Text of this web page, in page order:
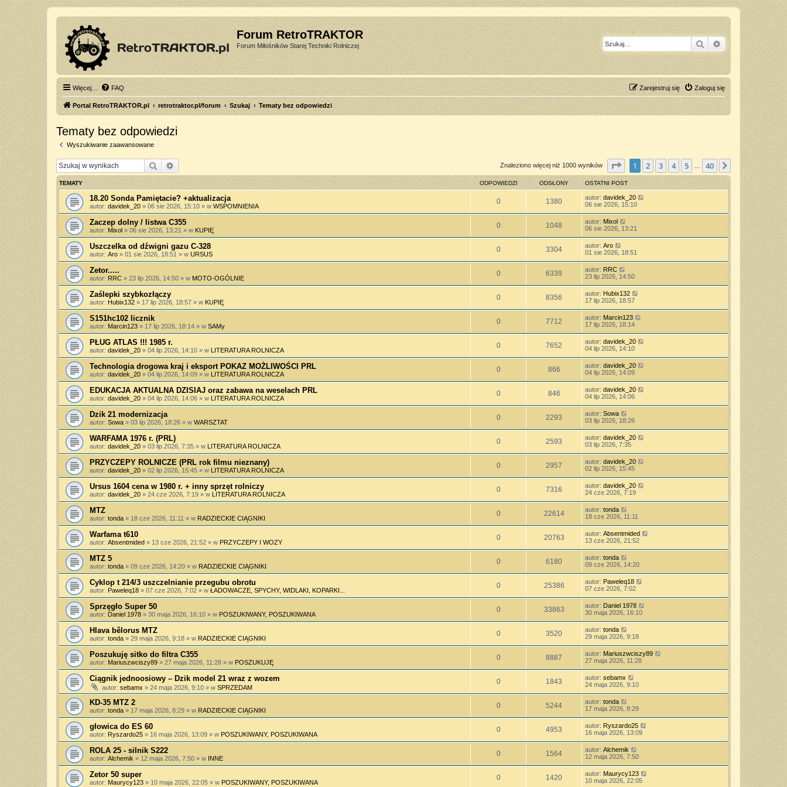
Forum RetroTRAKTOR
Forum Miłośników Starej Techniki Rolniczej Szukaj
Więcej… FAQ Zaloguj się
Zarejestruj się
Portal RetroTRAKTOR.pl retrotraktor.pl/forum Szukaj Tematy bez odpowiedzi
Tematy bez odpowiedzi
Wyszukiwanie zaawansowane
Szukaj Znaleziono więcej niż 1000 wyników Strona1 40
1 2 3 4 5 40
TEMATY ODPOWIEDZI ODSŁONY OSTATNI POST
18.20 Sonda Pamiętacie? +aktualizacja
autor: davidek_20 » 06 sie 2026, 15:10 » w WSPOMNIENIA
0 1380 autor: davidek_20
06 sie 2026, 15:10
Zaczep dolny / listwa C355
autor: Mixol » 06 sie 2026, 13:21 » w KUPIĘ
0 1048 autor: Mixol
06 sie 2026, 13:21
Uszczelka od dźwigni gazu C-328
autor: Aro » 01 sie 2026, 18:51 » w URSUS
0 3304 autor: Aro
01 sie 2026, 18:51
Zetor.....
autor: RRC » 23 lip 2026, 14:50 » w MOTO-OGÓLNIE
0 6339 autor: RRC
23 lip 2026, 14:50
Zaślepki szybkozłączy
autor: Hubix132 » 17 lip 2026, 18:57 » w KUPIĘ
0 8356 autor: Hubix132
17 lip 2026, 18:57
S151hc102 licznik
autor: Marcin123 » 17 lip 2026, 18:14 » w SAMy
0 7712 autor: Marcin123
17 lip 2026, 18:14
PŁUG ATLAS !!! 1985 r.
autor: davidek_20 » 04 lip 2026, 14:10 » w LITERATURA ROLNICZA
0 7652 autor: davidek_20
04 lip 2026, 14:10
Technologia drogowa kraj i eksport POKAZ MOŻLIWOŚCI PRL
autor: davidek_20 » 04 lip 2026, 14:09 » w LITERATURA ROLNICZA
0 866 autor: davidek_20
04 lip 2026, 14:09
EDUKACJA AKTUALNA DZISIAJ oraz zabawa na weselach PRL
autor: davidek_20 » 04 lip 2026, 14:06 » w LITERATURA ROLNICZA
0 846 autor: davidek_20
04 lip 2026, 14:06
Dzik 21 modernizacja
autor: Sowa » 03 lip 2026, 18:26 » w WARSZTAT
0 2293 autor: Sowa
03 lip 2026, 18:26
WARFAMA 1976 r. (PRL)
autor: davidek_20 » 03 lip 2026, 7:35 » w LITERATURA ROLNICZA
0 2593 autor: davidek_20
03 lip 2026, 7:35
PRZYCZEPY ROLNICZE (PRL rok filmu nieznany)
autor: davidek_20 » 02 lip 2026, 15:45 » w LITERATURA ROLNICZA
0 2957 autor: davidek_20
02 lip 2026, 15:45
Ursus 1604 cena w 1980 r. + inny sprzęt rolniczy
autor: davidek_20 » 24 cze 2026, 7:19 » w LITERATURA ROLNICZA
0 7316 autor: davidek_20
24 cze 2026, 7:19
MTZ
autor: tonda » 18 cze 2026, 11:11 » w RADZIECKIE CIĄGNIKI
0 22614 autor: tonda
18 cze 2026, 11:11
Warfama t610
autor: Absentmided » 13 cze 2026, 21:52 » w PRZYCZEPY I WOZY
0 20763 autor: Absentmided
13 cze 2026, 21:52
MTZ 5
autor: tonda » 09 cze 2026, 14:20 » w RADZIECKIE CIĄGNIKI
0 6180 autor: tonda
09 cze 2026, 14:20
Cyklop t 214/3 uszczelnianie przegubu obrotu
autor: Paweleq18 » 07 cze 2026, 7:02 » w ŁADOWACZE, SPYCHY, WIDLAKI, KOPARKI...
0 25386 autor: Paweleq18
07 cze 2026, 7:02
Sprzęgło Super 50
autor: Daniel 1978 » 30 maja 2026, 16:10 » w POSZUKIWANY, POSZUKIWANA
0 33863 autor: Daniel 1978
30 maja 2026, 16:10
Hlava bělorus MTZ
autor: tonda » 29 maja 2026, 9:18 » w RADZIECKIE CIĄGNIKI
0 3520 autor: tonda
29 maja 2026, 9:18
Poszukuję sitko do filtra C355
autor: Mariuszwciszy89 » 27 maja 2026, 11:28 » w POSZUKUJĘ
0 8887 autor: Mariuszwciszy89
27 maja 2026, 11:28
Ciągnik jednoosiowy – Dzik model 21 wraz z wozem
autor: sebamx » 24 maja 2026, 9:10 » w SPRZEDAM
0 1843 autor: sebamx
24 maja 2026, 9:10
KD-35 MTZ 2
autor: tonda » 17 maja 2026, 8:29 » w RADZIECKIE CIĄGNIKI
0 5244 autor: tonda
17 maja 2026, 8:29
głowica do ES 60
autor: Ryszardo25 » 16 maja 2026, 13:09 » w POSZUKIWANY, POSZUKIWANA
0 4953 autor: Ryszardo25
16 maja 2026, 13:09
ROLA 25 - silnik S222
autor: Alchemik » 12 maja 2026, 7:50 » w INNE
0 1564 autor: Alchemik
12 maja 2026, 7:50
Zetor 50 super
autor: Maurycy123 » 10 maja 2026, 22:05 » w POSZUKIWANY, POSZUKIWANA
0 1420 autor: Maurycy123
10 maja 2026, 22:05